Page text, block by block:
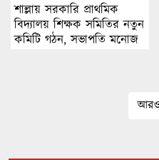
শাল্লায় সরকারি প্রাথমিক
বিদ্যালয় শিক্ষক সমিতির নতুন
কমিটি গঠন, সভাপতি মনোজ